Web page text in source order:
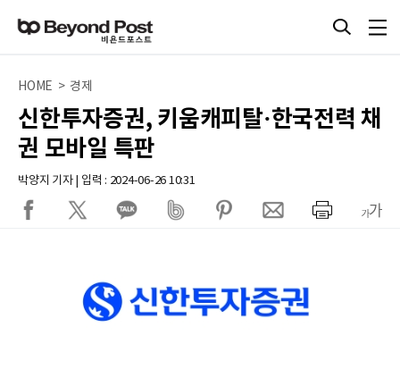
HOME > 경제
신한투자증권, 키움캐피탈·한국전력 채
권 모바일 특판
박양지 기자 | 입력 : 2024-06-26 10:31